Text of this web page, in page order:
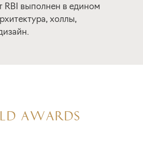
RBI выполнен в едином
холлы,
AWARDS